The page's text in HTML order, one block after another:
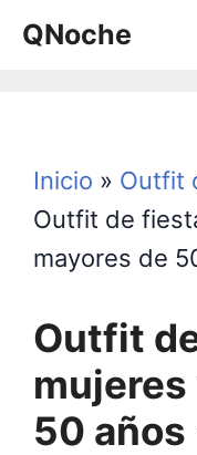
Saltar
QNoche
Inicio » Outfit
Outfit de
mayores de
Outfit
mujeres
50